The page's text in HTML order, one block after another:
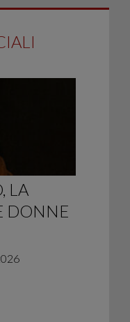
LA
DONNE